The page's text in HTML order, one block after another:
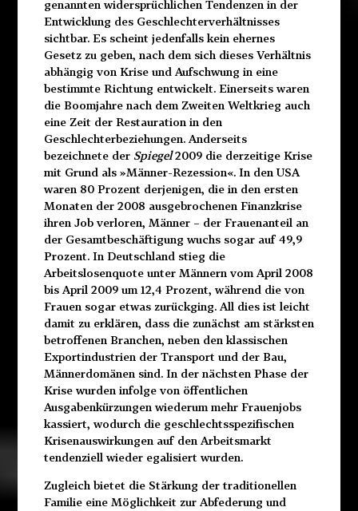
genannten widersprüchlichen Tendenzen in der
Entwicklung des Geschlechterverhältnisses
sichtbar. Es scheint jedenfalls kein ehernes
Gesetz zu geben, nach dem sich dieses Verhältnis
abhängig von Krise und Aufschwung in eine
bestimmte Richtung entwickelt. Einerseits waren
die Boomjahre nach dem Zweiten Weltkrieg auch
eine Zeit der Restauration in den
Geschlechterbeziehungen. Anderseits
bezeichnete der Spiegel2009 die derzeitige Krise
mit Grund als »Männer-Rezession«. In den USA
waren 80 Prozent derjenigen, die in den ersten
Monaten der 2008 ausgebrochenen Finanzkrise
ihren Job verloren, Männer – der Frauenanteil an
der Gesamtbeschäftigung wuchs sogar auf 49,9
Prozent. In Deutschland stieg die
Arbeitslosenquote unter Männern vom April 2008
bis April 2009 um 12,4 Prozent, während die von
Frauen sogar etwas zurückging. All dies ist leicht
damit zu erklären, dass die zunächst am stärksten
betroffenen Branchen, neben den klassischen
Exportindustrien der Transport und der Bau,
Männerdomänen sind. In der nächsten Phase der
Krise wurden infolge von öffentlichen
Ausgabenkürzungen wiederum mehr Frauenjobs
kassiert, wodurch die geschlechtsspezifischen
Krisenauswirkungen auf den Arbeitsmarkt
tendenziell wieder egalisiert wurden.
Zugleich bietet die Stärkung der traditionellen
Familie eine Möglichkeit zur Abfederung und